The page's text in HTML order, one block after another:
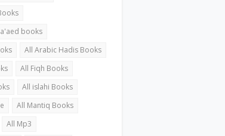
books
All Arabic Hadis Books
All Fiqh Books
All islahi Books
All Mantiq Books
All Mp3